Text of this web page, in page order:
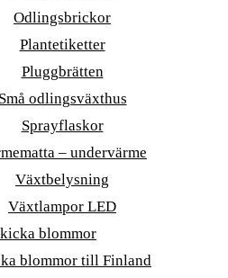
Odlingsbrickor
Plantetiketter
Pluggbrätten
Små odlingsväxthus
Sprayflaskor
– undervärme
Växtbelysning
Växtlampor LED
blommor
blommor till Finland